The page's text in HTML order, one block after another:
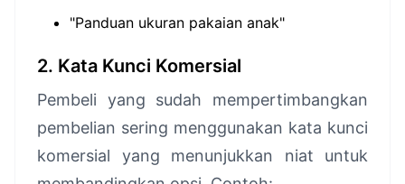
"Panduan ukuran pakaian anak"
2. Kata Kunci Komersial
Pembeli yang sudah mempertimbangkan
pembelian sering menggunakan kata kunci
komersial yang menunjukkan niat untuk